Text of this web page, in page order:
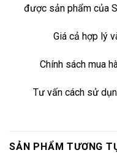
được sản phẩm của
Giá cả hợp lý
Chính sách mua
Tư vấn cách sử
SẢN PHẨM TƯƠNG